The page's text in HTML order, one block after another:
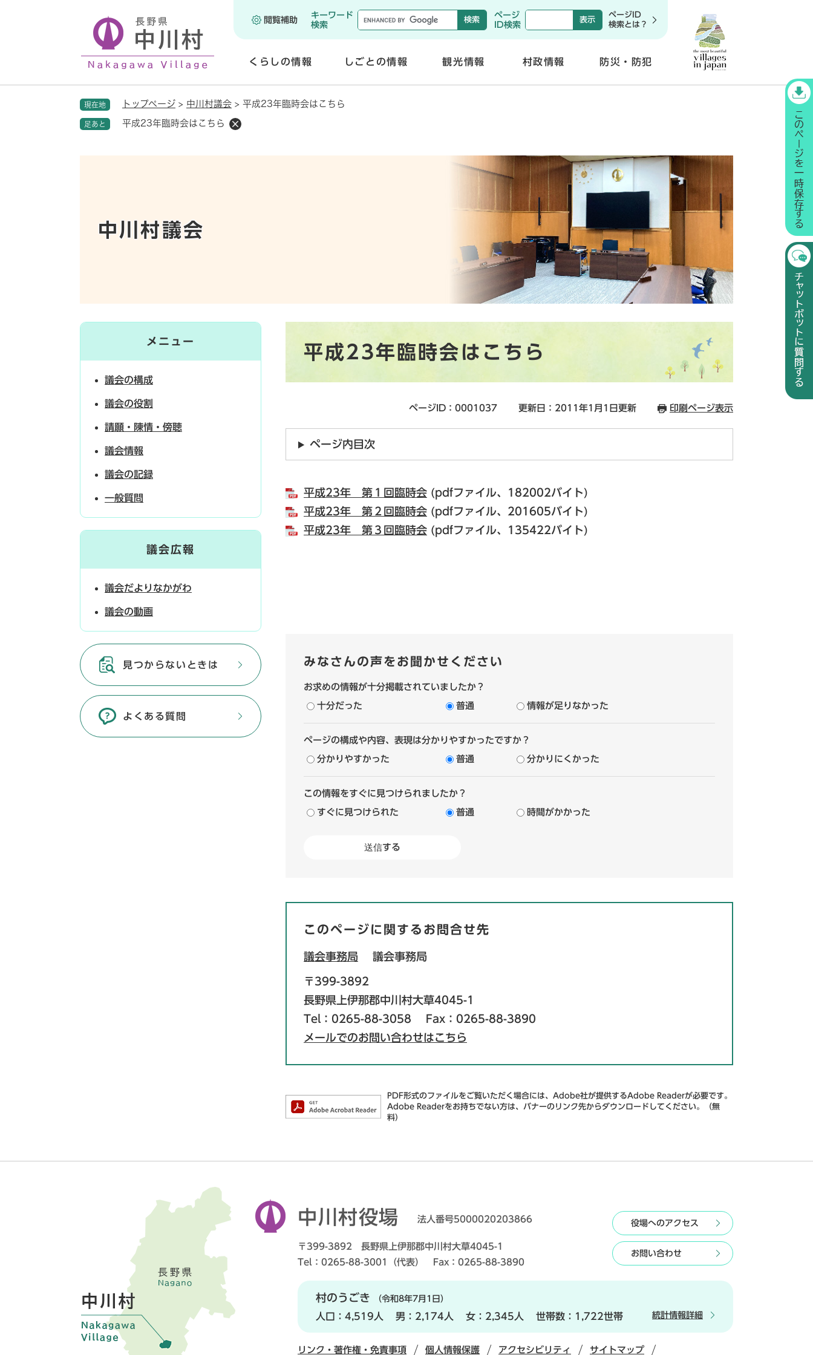
メニューを飛ばして本文へ
閲覧補助
キーワード
検索
ページ
ID検索
ページID
検索とは？
くらしの情報
く
しごとの情報
く
観光情報 村政情報 防災・防犯
現在地 トップページ > 中川村議会 > 平成23年臨時会はこちら
足あと 平成23年臨時会はこちら
中川村議会
平成23年臨時会はこちら
ページID：0001037 更新日：2011年1月1日更新 印刷ページ表示
ページ内目次
平成23年 第１回臨時会 (pdfファイル、182002バイト)
平成23年 第２回臨時会 (pdfファイル、201605バイト)
平成23年 第３回臨時会 (pdfファイル、135422バイト)
みなさんの声をお聞かせください
お求めの情報が十分掲載されていましたか？
十分だった 普通 情報が足りなかった
ページの構成や内容、表現は分かりやすかったですか？
分かりやすかった 普通 分かりにくかった
この情報をすぐに見つけられましたか？
すぐに見つけられた 普通 時間がかかった
このページに関するお問合せ先
議会事務局 議会事務局
〒399-3892
長野県上伊那郡中川村大草4045-1
Tel：0265-88-3058
Fax：0265-88-3890
メールでのお問い合わせはこちら
PDF形式のファイルをご覧いただく場合には、Adobe社が提供するAdobe Readerが必要です。
Adobe Readerをお持ちでない方は、バナーのリンク先からダウンロードしてください。（無
料）
メニュー
議会の構成
議会の役割
請願・陳情・傍聴
議会情報
議会の記録
一般質問
議会広報
議会だよりなかがわ
議会の動画
見つからないときは
よくある質問
中川村役場 法人番号5000020203866
〒399-3892 長野県上伊那郡中川村大草4045-1
Tel：0265-88-3001（代表） Fax：0265-88-3890
役場へのアクセス
お問い合わせ
村のうごき （令和8年7月1日）
人口： 4,519人 男： 2,174人 女： 2,345人 世帯数： 1,722世帯 統計情報詳細
リンク・著作権・免責事項 個人情報保護 アクセシビリティ サイトマップ